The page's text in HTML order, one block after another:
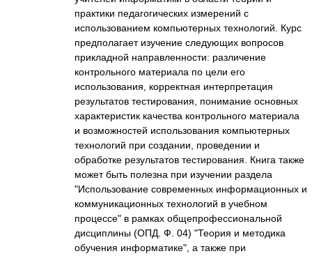
практики педагогических измерений с
использованием компьютерных технологий. Курс
предполагает изучение следующих вопросов
прикладной направленности: различение
контрольного материала по цели его
использования, корректная интерпретация
результатов тестирования, понимание основных
характеристик качества контрольного материала
и возможностей использования компьютерных
технологий при создании, проведении и
обработке результатов тестирования. Книга также
может быть полезна при изучении раздела
"Использование современных информационных и
коммуникационных технологий в учебном
процессе" в рамках общепрофессиональной
дисциплины (ОПД. Ф. 04) "Теория и методика
обучения информатике", а также при